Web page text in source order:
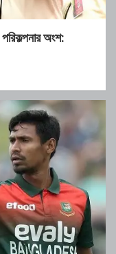
পরিকল্পনার অংশ: